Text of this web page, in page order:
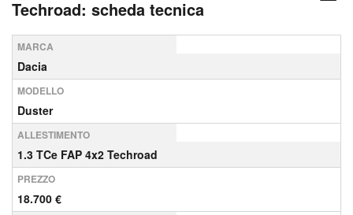
Techroad: scheda tecnica
MARCA
Dacia
MODELLO
Duster
ALLESTIMENTO
1.3 TCe FAP 4x2 Techroad
PREZZO
18.700 €